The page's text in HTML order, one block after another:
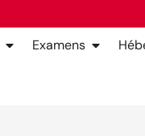
Examens